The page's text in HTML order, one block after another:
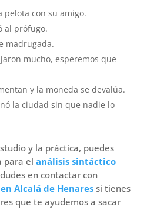
pelota con su amigo.
al prófugo.
madrugada.
mucho, esperemos que
y la moneda se devalúa.
la ciudad sin que nadie lo
y la práctica, puedes
para el análisis sintáctico
en contactar con
Alcalá de Henaressi tienes
que te ayudemos a sacar